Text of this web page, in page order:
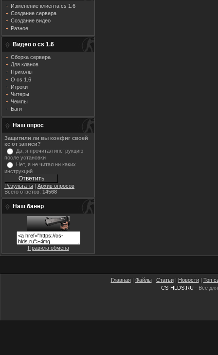
Изменение клиента cs 1.6
Создание сервера
Создание видео
Разное
Видео о cs 1.6
Сборка сервера
Для кланов
Приколы
О cs 1.6
Игроки
Читеры
Чемпы
Баги
Наш опрос
Защитили ли вы конфиг своей
кс от записи?
Да, я прочитал инструкцию
после установки
Нет, я не читал ни каких
инструкций
Результаты | Архив опросов
Всего ответов: 14568
Наш банер
Правила обмена
Главная| Файлы | Статьи| Новости| Топ
CS-HLDS.RU - Всё